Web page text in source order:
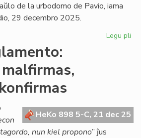
de la urbodomo de Pavio, iama
29 decembro 2025.
Legu pli
HeKo 898 5-C, 21 dec 25
nun kiel propono” ĵus